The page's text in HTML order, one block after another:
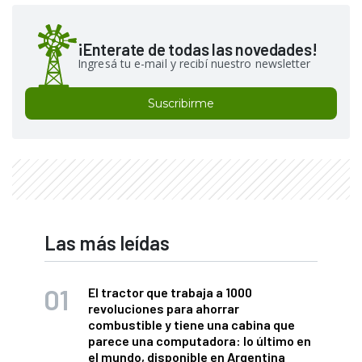
¡Enterate de todas las novedades!
Ingresá tu e-mail y recibí nuestro newsletter
Suscribirme
Las más leídas
El tractor que trabaja a 1000
revoluciones para ahorrar
combustible y tiene una cabina que
parece una computadora: lo último en
el mundo, disponible en Argentina